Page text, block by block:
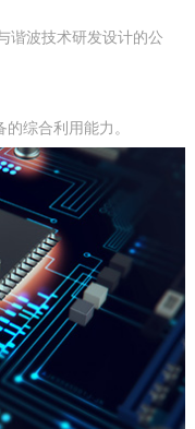
谐波技术研发设计的公
综合利用能力。